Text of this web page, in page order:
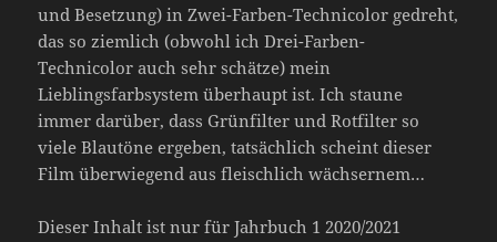
und Besetzung) in Zwei-Farben-Technicolor gedreht,
das so ziemlich (obwohl ich Drei-Farben-
Technicolor auch sehr schätze) mein
Lieblingsfarbsystem überhaupt ist. Ich staune
immer darüber, dass Grünfilter und Rotfilter so
viele Blautöne ergeben, tatsächlich scheint dieser
Film überwiegend aus fleischlich wächsernem…
Dieser Inhalt ist nur für Jahrbuch 1 2020/2021